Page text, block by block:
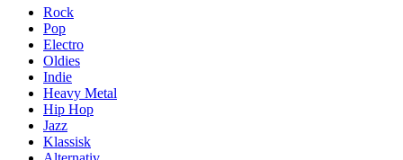
Rock
Pop
Electro
Oldies
Indie
Heavy Metal
Hip Hop
Jazz
Klassisk